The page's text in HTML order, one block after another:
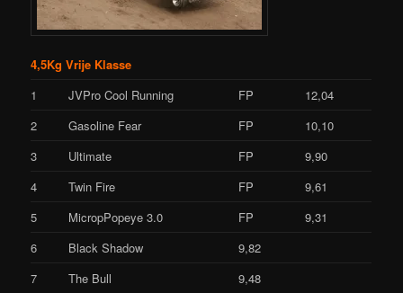
4,5Kg Vrije Klasse
1
JVPro Cool Running FP
12,04
2
Gasoline Fear FP
10,10
3
Ultimate FP
9,90
4
Twin Fire FP
9,61
5
MicropPopeye 3.0 FP
9,31
6
Black Shadow
9,82
7
The Bull
9,48